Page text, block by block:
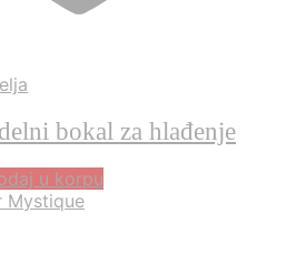
bokal za hlađenje
u korpu